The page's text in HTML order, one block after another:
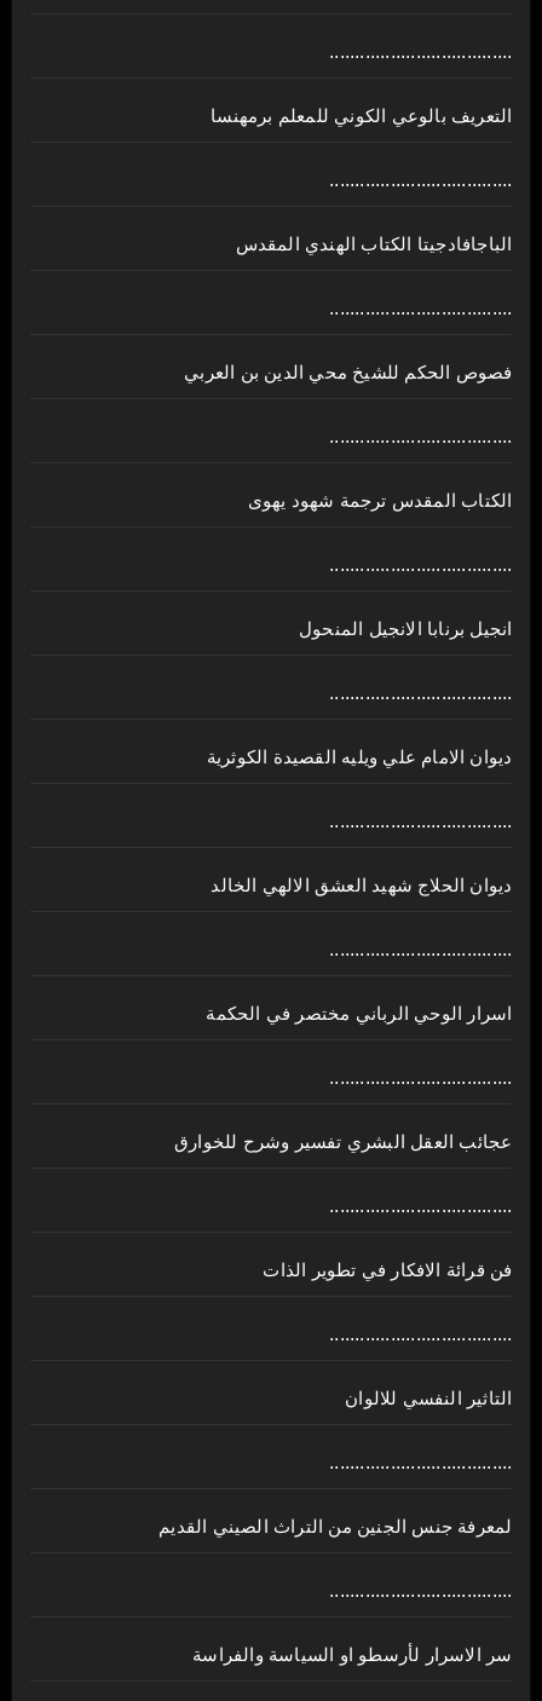
....................................
ﺍﻟﺘﻌﺮﻳﻒ ﺑﺎﻟﻮﻋﻲ ﺍﻟﻜﻮﻧﻲ للمعلم برمهنسا
....................................
الباجافادجيتا الكتاب الهندي المقدس
....................................
فصوص الحكم للشيخ محي الدين بن العربي
....................................
الكتاب المقدس ترجمة شهود يهوى
....................................
انجيل برنابا الانجيل المنحول
....................................
ديوان الامام علي ويليه القصيدة الكوثرية
....................................
ديوان الحلاج شهيد العشق الالهي الخالد
....................................
اسرار الوحي الرباني مختصر في الحكمة
....................................
عجائب العقل البشري تفسير وشرح للخوارق
....................................
فن قرائة الافكار في تطوير الذات
....................................
التاثير النفسي للالوان
....................................
لمعرفة جنس الجنين من التراث الصيني القديم
....................................
سر الاسرار لأرسطو او السياسة والفراسة